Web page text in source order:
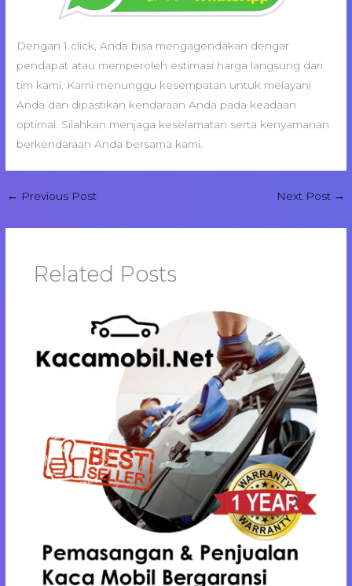
Dengan 1 click, Anda bisa mengagendakan dengar
pendapat atau memperoleh estimasi harga langsung dari
tim kami. Kami menunggu kesempatan untuk melayani
Anda dan dipastikan kendaraan Anda pada keadaan
optimal. Silahkan menjaga keselamatan serta kenyamanan
berkendaraan Anda bersama kami.
← Previous Post Next Post →
Related Posts